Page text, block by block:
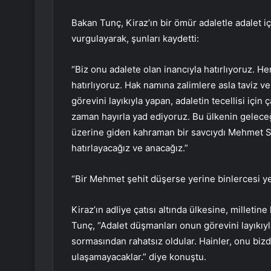
Bakan Tunç, Kiraz’ın bir ömür adaletle adalet
vurgulayarak, şunları kaydetti:
“Biz onu adalete olan inancıyla hatırlıyoruz.
hatırlıyoruz. Hak namına zalimlere asla taviz
görevini layıkıyla yapan, adaletin tecellisi için
zaman hayırla yad ediyoruz. Bu ülkenin
üzerine giden kahraman bir savcıydı
hatırlayacağız ve anacağız.”
“Bir Mehmet şehit düşerse yerine binlercesi
Kiraz’ın adliye çatısı altında ülkesine,
Tunç, “Adalet düşmanları onun görevini
sormasından rahatsız oldular. Hainler, onu
ulaşamayacaklar.” diye konuştu.